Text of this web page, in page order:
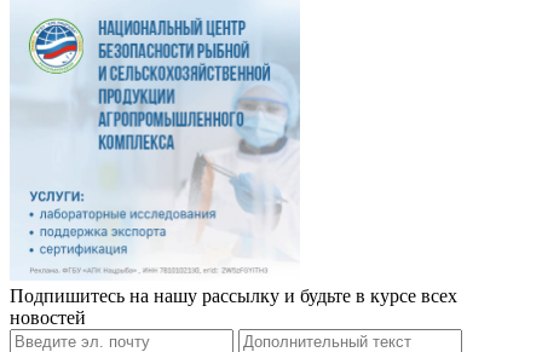
Подпишитесь на нашу рассылку и будьте в курсе всех
новостей